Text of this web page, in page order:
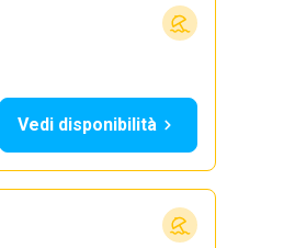
Vedi disponibilità